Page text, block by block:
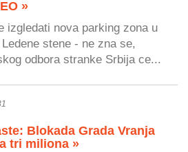
»
izgledati nova parking zona u
stene - ne zna se,
odbora stranke Srbija ce...
Blokada Grada Vranja
tri miliona »